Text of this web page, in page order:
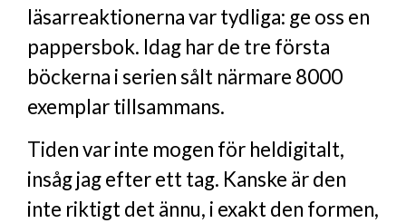
läsarreaktionerna var tydliga: ge oss en
pappersbok. Idag har de tre första
böckerna i serien sålt närmare 8000
exemplar tillsammans.
Tiden var inte mogen för heldigitalt,
insåg jag efter ett tag. Kanske är den
inte riktigt det ännu, i exakt den formen,